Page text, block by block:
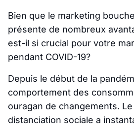
Bien que le marketing
présente de nombreux
est-il si crucial pour votre
pendant COVID-19?
Depuis le début de la
comportement des
ouragan de changements.
distanciation sociale a